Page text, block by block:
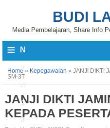
BUDI
Media Pembelajaran, Share Info
≡ N
vi
g
a
Home » Kepegawaian » JANJI DIKTI
SM-3T
JANJI DIKTI
KEPADA